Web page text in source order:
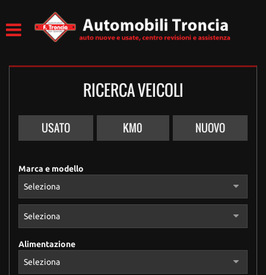
RICERCA VEICOLI
USATO KM0 NUOVO
Marca e modello
Alimentazione